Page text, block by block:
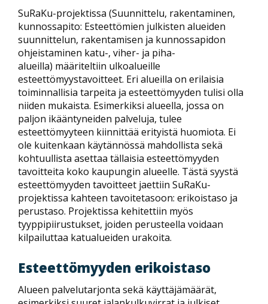
SuRaKu-projektissa (Suunnittelu, rakentaminen,
kunnossapito: Esteettömien julkisten alueiden
suunnittelun, rakentamisen ja kunnossapidon
ohjeistaminen katu-, viher- ja piha-
alueilla) määriteltiin ulkoalueille
esteettömyystavoitteet. Eri alueilla on erilaisia
toiminnallisia tarpeita ja esteettömyyden tulisi olla
niiden mukaista. Esimerkiksi alueella, jossa on
paljon ikääntyneiden palveluja, tulee
esteettömyyteen kiinnittää erityistä huomiota. Ei
ole kuitenkaan käytännössä mahdollista sekä
kohtuullista asettaa tällaisia esteettömyyden
tavoitteita koko kaupungin alueelle. Tästä syystä
esteettömyyden tavoitteet jaettiin SuRaKu-
projektissa kahteen tavoitetasoon: erikoistaso ja
perustaso. Projektissa kehitettiin myös
tyyppipiirustukset, joiden perusteella voidaan
kilpailuttaa katualueiden urakoita.
Esteettömyyden erikoistaso
Alueen palvelutarjonta sekä käyttäjämäärät,